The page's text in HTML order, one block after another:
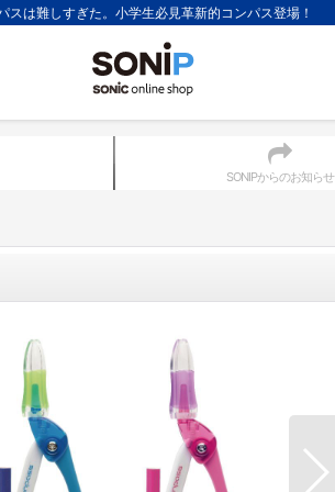
スは難しすぎた。小学生必見革新的コンパス登場！
SONIPからのお知らせ